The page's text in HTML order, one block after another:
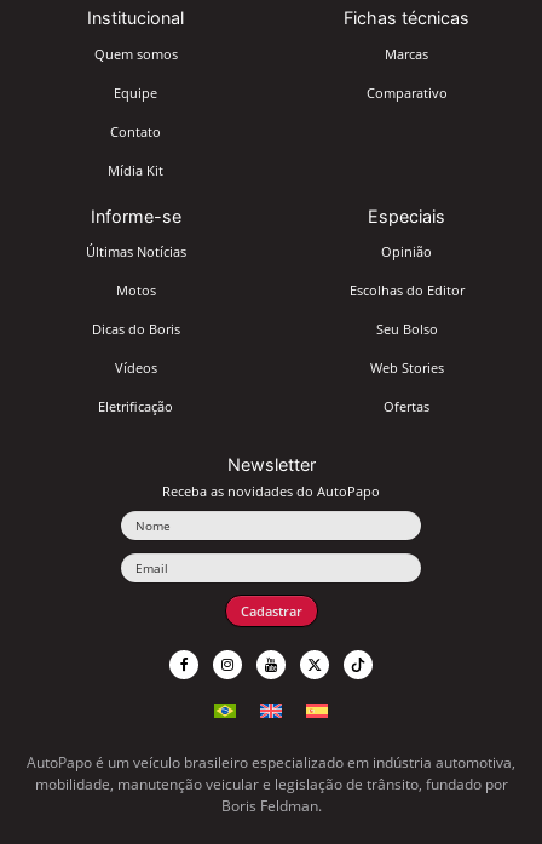
Institucional
Quem somos
Equipe
Contato
Mídia Kit
Fichas técnicas
Marcas
Comparativo
Informe-se
Últimas Notícias
Motos
Dicas do Boris
Vídeos
Eletrificação
Especiais
Opinião
Escolhas do Editor
Seu Bolso
Web Stories
Ofertas
Newsletter
Receba as novidades do AutoPapo
Cadastrar
AutoPapo é um veículo brasileiro especializado em indústria automotiva,
mobilidade, manutenção veicular e legislação de trânsito, fundado por
Boris Feldman.